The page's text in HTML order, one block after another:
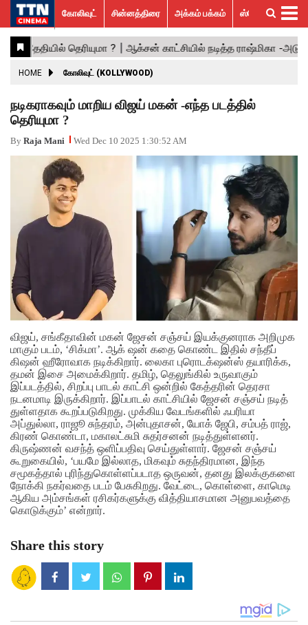
கோலிவுட்
சின்னத்திரை
பாலிவுட்
ஹாலிவுட்
அக்கம்
பக்கம்
ஸ்பெஷல்
ஸ்டோரீஸ்
விமர்சனம்
GALLERY
ACTRESS
MOVIESTILLS
EVENTS
VIDEOS
What’s
Hot
Trending
News
கோலிவுட் சின்னத்திரை அக்கம் பக்கம் ஸ்பெஷல் ஸ்டோரீஸ்
HOME கோலிவுட் (KOLLYWOOD)
நடிகராகவும் மாறிய விஜய் மகன் -எந்த படத்தில்
தெரியுமா ?
By Raja Mani Wed Dec 10 2025 1:30:52 AM
விஜய்​, சங்கீதாவின் மகன் ஜேசன் சஞ்​சய் இயக்​குன​ராக அறிமுக​
மாகும் படம், ‘சிக்​மா’. ஆக் ஷன் கதை கொண்ட இதில் சந்​தீப்
கிஷன் ஹீரோவாக நடிக்​கிறார். லைகா புரொடக்‌ஷன்ஸ் தயாரிக்​க,
தமன் இசை அமைக்​கிறார். தமிழ், தெலுங்​கில் உருவாகும்
இப்படத்தில், சிறப்பு பாடல் காட்சி ஒன்றில் கேத்​தரின் தெரசா
நடனமாடி இருக்கிறார். இப்பாடல் காட்சியில் ஜேசன் சஞ்​சய் நடித்​
துள்​ள​தாக கூறப்படுகிறது. முக்கிய வேடங்களில் ஃபரியா
அப்துல்லா, ராஜூ சுந்தரம், அன்புதாசன், யோக் ஜேபி, சம்பத் ராஜ்,
கிரண் கொண்டா, மகாலட்சுமி சுதர்சனன் நடித்துள்ளனர்.
கிருஷ்ணன் வசந்த் ஒளிப்பதிவு செய்துள்ளார். ஜேசன் சஞ்சய்
கூறுகையில், ‘பயமே இல்லாத, மிகவும் சுதந்திரமான, இந்த
சமூகத்தால் புரிந்துகொள்ளப்படாத ஒருவன், தனது இலக்குகளை
நோக்கி நகர்வதை படம் பேசுகிறது. வேட்டை, கொள்ளை, காமெடி
ஆகிய அம்சங்கள் ரசிகர்களுக்கு வித்தியாசமான அனுபவத்தை
கொடுக்கும்’ என்றார்.
Share this story